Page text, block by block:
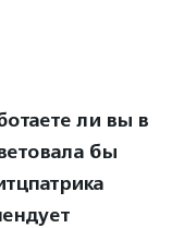
ли вы в
бы